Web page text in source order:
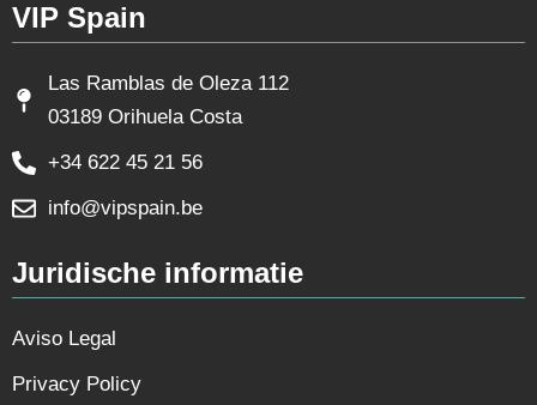
VIP Spain
Las Ramblas de Oleza 112
03189 Orihuela Costa
+34 622 45 21 56
info@vipspain.be
Juridische informatie
Aviso Legal
Privacy Policy